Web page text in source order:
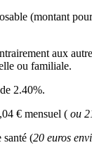
(montant
aux
ou familiale.
2.40%.
€ mensuel ( ou
(20 euros